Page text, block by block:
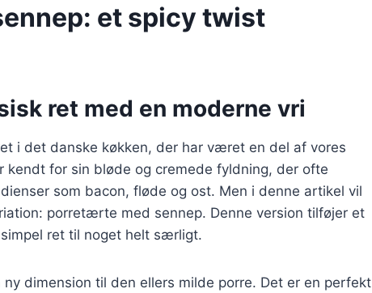
et spicy twist
ret med en moderne vri
i det danske køkken, der har været en del af vores
kendt for sin bløde og cremede fyldning, der ofte
som bacon, fløde og ost. Men i denne artikel vil
porretærte med sennep. Denne version tilføjer et
ret til noget helt særligt.
ny dimension til den ellers milde porre. Det er en perfekt